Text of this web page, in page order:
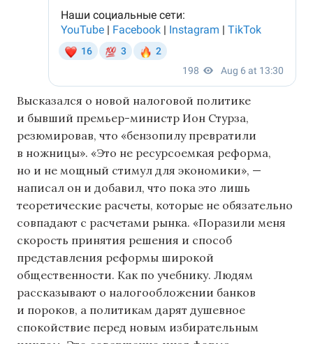
Высказался о новой налоговой политике
и бывший премьер-министр Ион Стурза,
резюмировав, что «бензопилу превратили
в ножницы». «Это не ресурсоемкая реформа,
но и не мощный стимул для экономики», —
написал он и добавил, что пока это лишь
теоретические расчеты, которые не обязательно
совпадают с расчетами рынка. «Поразили меня
скорость принятия решения и способ
представления реформы широкой
общественности. Как по учебнику. Людям
рассказывают о налогообложении банков
и пороков, а политикам дарят душевное
спокойствие перед новым избирательным